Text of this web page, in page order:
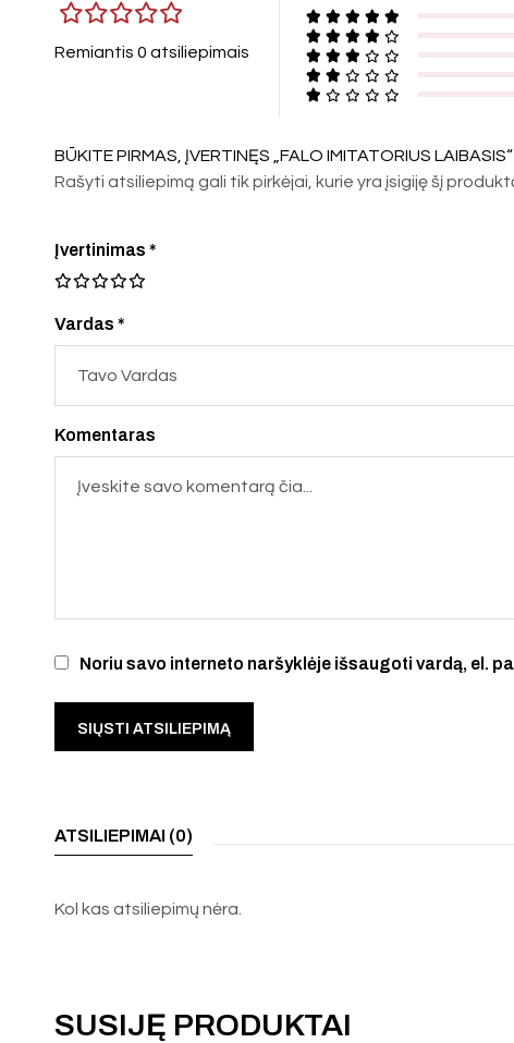
Remiantis 0 atsiliepimais
BŪKITE PIRMAS, ĮVERTINĘS „FALO IMITATORIUS LAIBASIS“
Rašyti atsiliepimą gali tik pirkėjai, kurie yra įsigiję šį
Vardas *
Noriu savo interneto naršyklėje išsaugoti vardą, el.
Įvertinimas*
Komentaras
ATSILIEPIMAI (0)
Kol kas atsiliepimų nėra.
SUSIJĘ PRODUKTAI